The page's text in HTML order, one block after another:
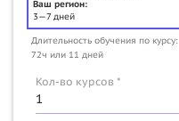
Ваш регион:
3—7 дней
Длительность обучения по курсу:
72ч или 11 дней
Кол-во курсов *